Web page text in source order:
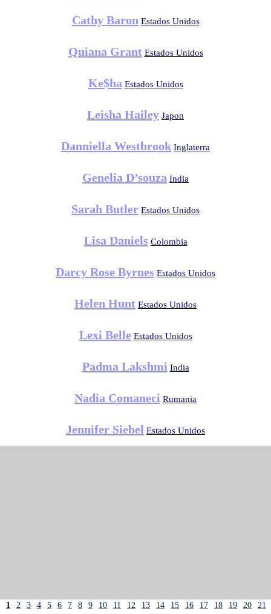
Cathy Baron Estados Unidos
Quiana Grant Estados Unidos
Ke$ha Estados Unidos
Leisha Hailey Japon
Danniella Westbrook Inglaterra
Genelia D’souza India
Sarah Butler Estados Unidos
Lisa Daniels Colombia
Darcy Rose Byrnes Estados Unidos
Helen Hunt Estados Unidos
Lexi Belle Estados Unidos
Padma Lakshmi India
Nadia Comaneci Rumania
Jennifer Siebel Estados Unidos
1 2 3 4 5 6 7 8 9 10 11 12 13 14 15 16 17 18 19 20
21